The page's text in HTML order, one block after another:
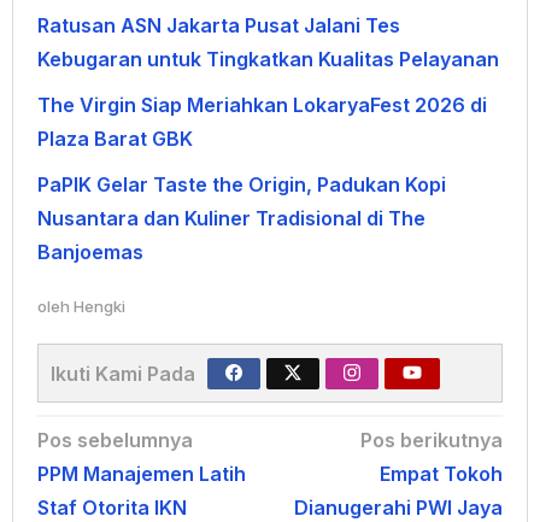
Ratusan ASN Jakarta Pusat Jalani Tes
Kebugaran untuk Tingkatkan Kualitas Pelayanan
The Virgin Siap Meriahkan LokaryaFest 2026 di
Plaza Barat GBK
PaPIK Gelar Taste the Origin, Padukan Kopi
Nusantara dan Kuliner Tradisional di The
Banjoemas
oleh Hengki
Ikuti Kami Pada
Navigasi
pos
Pos sebelumnya
PPM Manajemen Latih
Staf Otorita IKN
Pos berikutnya
Empat Tokoh
Dianugerahi PWI Jaya